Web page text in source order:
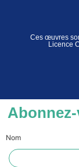
Ces œuvres
Licence
Nom